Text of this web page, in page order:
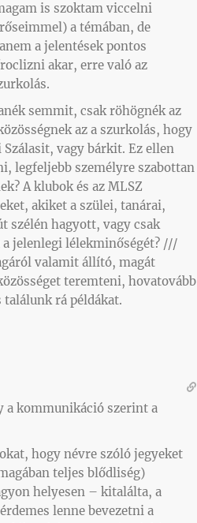
is szoktam viccelni
a témában, de
a jelentések pontos
akar, erre való az
semmit, csak röhögnék az
az a szurkolás, hogy
vagy bárkit. Ez ellen
legfeljebb személyre szabottan
A klubok és az MLSZ
akiket a szülei, tanárai,
szélén hagyott, vagy csak
jelenlegi lélekminőségét? ///
valamit állító, magát
teremteni, hovatovább
rá példákat.
a kommunikáció szerint a
hogy névre szóló jegyeket
teljes blődliség)
helyesen – kitalálta, a
lenne bevezetni a